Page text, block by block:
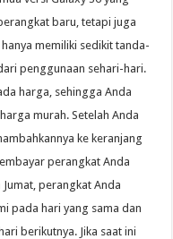
baru, tetapi juga
memiliki sedikit tanda-
penggunaan sehari-hari.
harga, sehingga Anda
murah. Setelah Anda
ke keranjang
perangkat Anda
perangkat Anda
pada hari yang sama dan
berikutnya. Jika saat ini